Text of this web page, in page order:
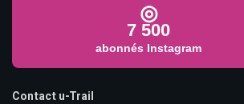
◎
7 500
abonnés Instagram
Contact u-Trail